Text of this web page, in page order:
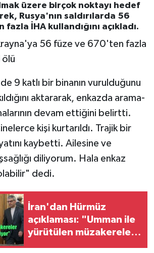
üzere birçok noktayı hedef
Rusya'nın saldırılarda 56
İHA kullandığını açıkladı.
9 katlı bir binanın vurulduğunu
aktararak, enkazda arama-
devam ettiğini belirtti.
kişi kurtarıldı. Trajik bir
kaybetti. Ailesine ve
diliyorum. Hala enkaz
dedi.
İran'dan Hürmüz
açıklaması: "Umman ile
yürütülen müzakereler